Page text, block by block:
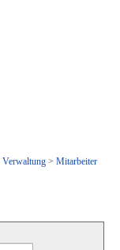
Verwaltung> Mitarbeiter